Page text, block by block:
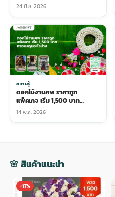
24 มิ.ย. 2026
ความรู้
ดอกไม้งานศพ ราคาถูก
แพ็คเกจ เริ่ม 1,500 บาท
ครอบคลุมอะไรบ้าง
14 พ.ค. 2026
🌸 สินค้าแนะนำ
-17%